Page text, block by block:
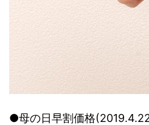
●母の日早割価格